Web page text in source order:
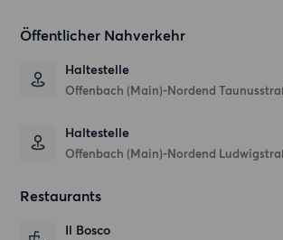
Öffentlicher Nahverkehr
Haltestelle
Offenbach (Main)-Nordend
Haltestelle
Offenbach (Main)-Nordend
Restaurants
Il Bosco